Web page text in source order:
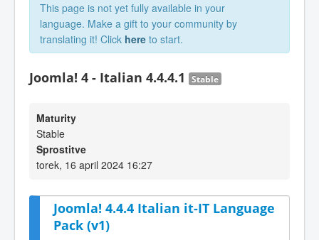
This page is not yet fully available in your
language. Make a gift to your community by
translating it! Click here to start.
Joomla! 4 - Italian 4.4.4.1 Stable
Maturity
Stable
Sprostitve
torek, 16 april 2024 16:27
Joomla! 4.4.4 Italian it-IT Language
Pack (v1)